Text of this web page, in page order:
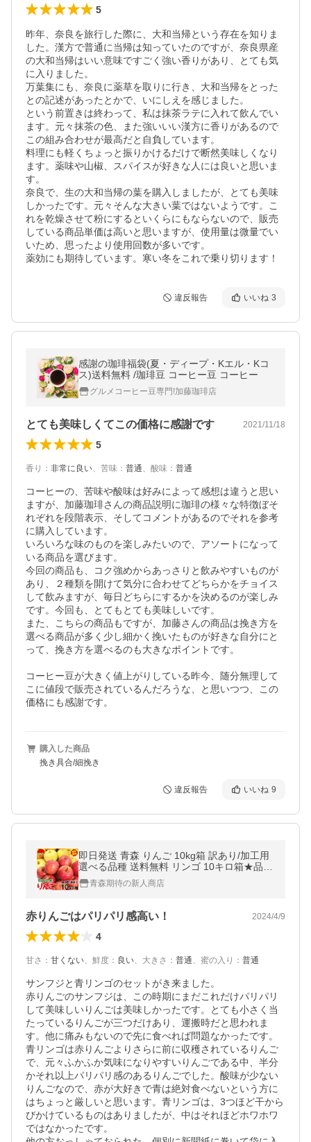
5
昨年、奈良を旅行した際に、大和当帰という存在を知りま
した。漢方で普通に当帰は知っていたのですが、奈良県産
の大和当帰はいい意味ですごく強い香りがあり、とても気
に入りました。
万葉集にも、奈良に薬草を取りに行き、大和当帰をとった
との記述があったとかで、いにしえを感じました。
という前置きは終わって、私は抹茶ラテに入れて飲んでい
ます。元々抹茶の色、また強いいい漢方に香りがあるので
この組み合わせが最高だと自負しています。
料理にも軽くちょっと振りかけるだけで断然美味しくなり
ます。薬味や山椒、スパイスが好きな人には良いと思いま
す。
奈良で、生の大和当帰の葉を購入しましたが、とても美味
しかったです。元々そんな大きい葉ではないようです。こ
れを乾燥させて粉にするといくらにもならないので、販売
している商品単価は高いと思いますが、使用量は微量でい
いため、思ったより使用回数が多いです。
薬効にも期待しています。寒い冬をこれで乗り切ります！
違反報告 いいね 3
感謝の珈琲福袋(夏・ディープ・Kエル・Kコ
ス)送料無料 /珈琲豆 コーヒー豆 コーヒー
グルメコーヒー豆専門!加藤珈琲店
とても美味しくてこの価格に感謝です 2021/11/18
5
香り ： 非常に良い、 苦味 ： 普通、 酸味 ： 普通
コーヒーの、苦味や酸味は好みによって感想は違うと思い
ますが、加藤珈琲さんの商品説明に珈琲の様々な特徴ぼそ
れぞれを段階表示、そしてコメントがあるのでそれを参考
に購入しています。
いろいろな味のものを楽しみたいので、アソートになって
いる商品を選びます。
今回の商品も、コク強めからあっさりと飲みやすいものが
あり、２種類を開けて気分に合わせてどちらかをチョイス
して飲みますが、毎日どちらにするかを決めるのが楽しみ
です。今回も、とてもとても美味しいです。
また、こちらの商品もですが、加藤さんの商品は挽き方を
選べる商品が多く少し細かく挽いたものが好きな自分にと
って、挽き方を選べるのも大きなポイントです。
コーヒー豆が大きく値上がりしている昨今、随分無理して
こに値段で販売されているんだろうな、と思いつつ、この
価格にも感謝です。
購入した商品
挽き具合/細挽き
違反報告 いいね 9
即日発送 青森 りんご 10kg箱 訳あり/加工用
選べる品種 送料無料 リンゴ 10キロ箱★品種
選べる 加 10kg箱
青森期待の新人商店
赤りんごはパリパリ感高い！ 2024/4/9
4
甘さ ： 甘くない、 鮮度 ： 良い、 大きさ ： 普通、 蜜の入り ： 普通
サンフジと青リンゴのセットがき来ました。
赤りんごのサンフジは、この時期にまだこれだけパリパリ
して美味しいりんごは美味しかったです。とても小さく当
たっているりんごが三つだけあり、運搬時だと思われま
す。他に痛みもないので先に食べれば問題なかったです。
青リンゴは赤りんごよりさらに前に収穫されているりんご
で、元々ふかふか気味になりやすいりんごである中、半分
かそれ以上パリパリ感のあるりんごでした。酸味が少ない
りんごなので、赤が大好きで青は絶対食べないという方に
はちょっと厳しいと思います。青リンゴは、3つほど干から
びかけているものはありましたが、中はそれほどホワホワ
ではなかったです。